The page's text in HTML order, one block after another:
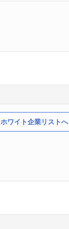
ホワイト企業リストへ